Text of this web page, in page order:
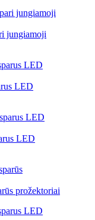
jungiamoji
LED
LED
prožektoriai